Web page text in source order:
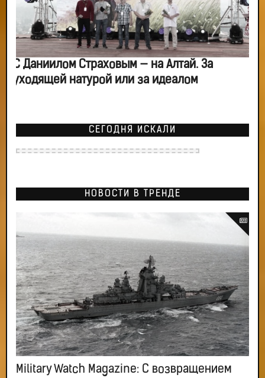
С Даниилом Страховым — на Алтай. За
уходящей натурой или за идеалом
СЕГОДНЯ ИСКАЛИ
НОВОСТИ В ТРЕНДЕ
Military Watch Magazine: С возвращением